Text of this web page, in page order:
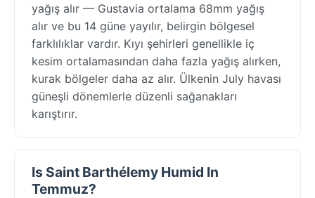
yağış alır — Gustavia ortalama 68mm yağış
alır ve bu 14 güne yayılır, belirgin bölgesel
farklılıklar vardır. Kıyı şehirleri genellikle iç
kesim ortalamasından daha fazla yağış alırken,
kurak bölgeler daha az alır. Ülkenin July havası
güneşli dönemlerle düzenli sağanakları
karıştırır.
Is Saint Barthélemy Humid In
Temmuz?